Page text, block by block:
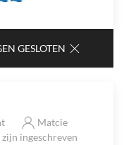
GESLOTEN
Matcie
zijn ingeschreven